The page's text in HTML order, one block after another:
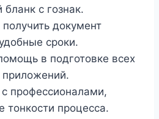
с гознак.
получить документ
сроки.
в подготовке всех
с профессионалами,
процесса.